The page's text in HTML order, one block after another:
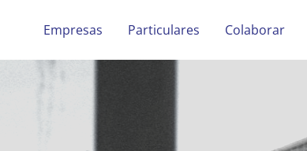
Empresas Particulares Colaborar